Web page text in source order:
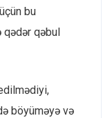
bu
qədər qəbul
böyüməyə və